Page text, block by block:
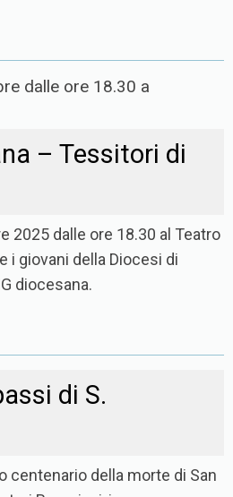
dalle ore 18.30 a
– Tessitori di
2025 dalle ore 18.30 al Teatro
i giovani della Diocesi di
diocesana.
di S.
centenario della morte di San